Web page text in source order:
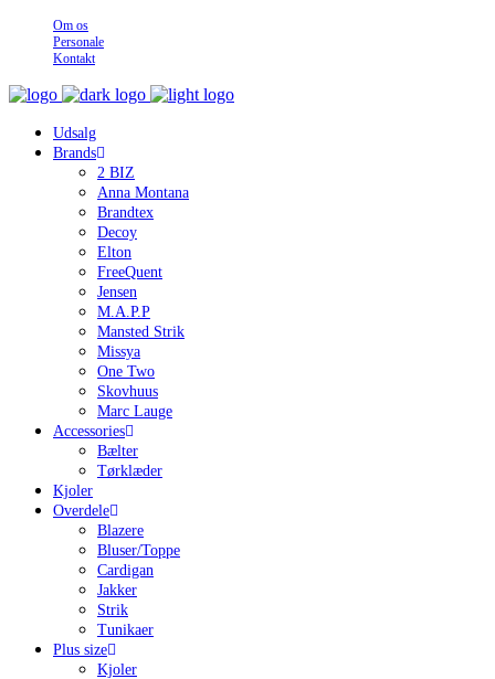
Om os
Personale
Kontakt
Udsalg
Brands
2 BIZ
Anna Montana
Brandtex
Decoy
Elton
FreeQuent
Jensen
M.A.P.P
Mansted Strik
Missya
One Two
Skovhuus
Marc Lauge
Accessories
Bælter
Tørklæder
Kjoler
Overdele
Blazere
Bluser/Toppe
Cardigan
Jakker
Strik
Tunikaer
Plus size
Kjoler